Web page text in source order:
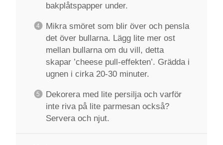
bakplåtspapper under.
Mikra smöret som blir över och pensla
det över bullarna. Lägg lite mer ost
mellan bullarna om du vill, detta
skapar ’cheese pull-effekten’. Grädda i
ugnen i cirka 20-30 minuter.
Dekorera med lite persilja och varför
inte riva på lite parmesan också?
Servera och njut.